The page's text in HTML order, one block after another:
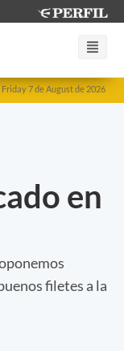
Friday 7 de August de 2026
en
filetes a la